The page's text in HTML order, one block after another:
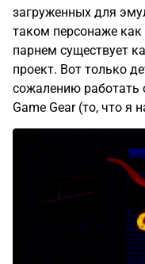
Nuhm
Разговариваем за
Superman (SNES,
Сам до конца не
предполагаемых 10-
озираясь по
загруженных для
таком персонаже
парнем существует
проект. Вот только